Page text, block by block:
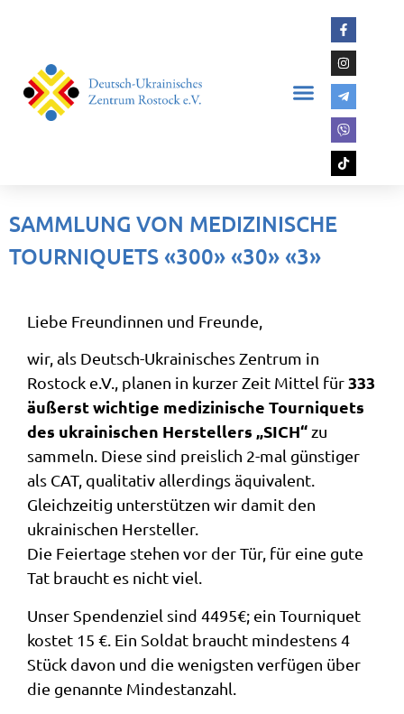
SAMMLUNG VON MEDIZINISCHE
TOURNIQUETS «300» «30» «3»
Liebe Freundinnen und Freunde,
wir, als Deutsch-Ukrainisches Zentrum in
Rostock e.V., planen in kurzer Zeit Mittel für333
äußerst wichtige medizinische Tourniquets
des ukrainischen Herstellers „SICH“zu
sammeln. Diese sind preislich 2-mal günstiger
als CAT, qualitativ allerdings äquivalent.
Gleichzeitig unterstützen wir damit den
ukrainischen Hersteller.
Die Feiertage stehen vor der Tür, für eine gute
Tat braucht es nicht viel.
Unser Spendenziel sind 4495€; ein Tourniquet
kostet 15 €. Ein Soldat braucht mindestens 4
Stück davon und die wenigsten verfügen über
die genannte Mindestanzahl.